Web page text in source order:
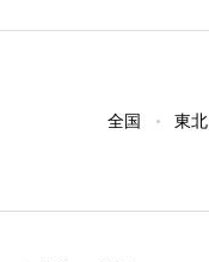
全国 東北